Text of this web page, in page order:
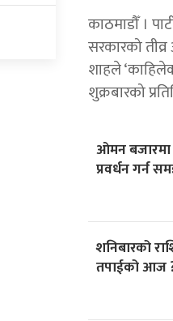
काठमाडौँ ।
सरकारको तीव्र
शाहले
शुक्रबारको
ओमन बजारमा
प्रवर्धन गर्न
शनिबारको
तपाईको आज